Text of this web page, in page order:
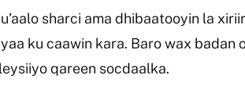
sharci ama dhibaatooyin la
ku caawin kara. Baro wax badan
qareen socdaalka.